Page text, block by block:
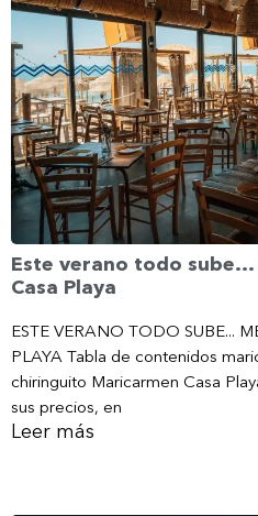
Este verano todo
Casa Playa
ESTE VERANO TODO SUBE...
PLAYA Tabla de contenidos
chiringuito Maricarmen Casa
sus precios, en
Leer más